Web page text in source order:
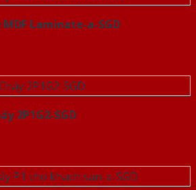
MDF Laminate-a-SGD
2P1G2-SGD